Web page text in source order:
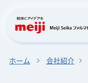
ホーム 会社紹介